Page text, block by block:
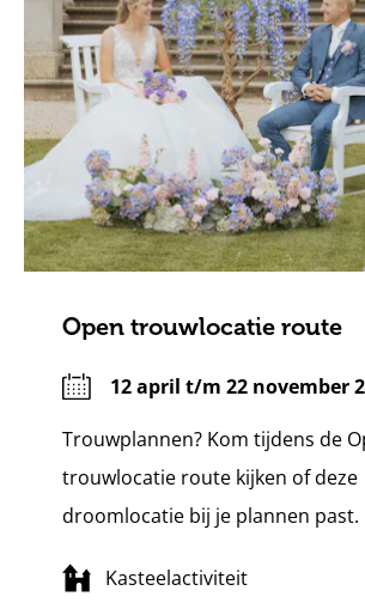
Open trouwlocatie route
12 april t/m 22 november
Trouwplannen? Kom tijdens de
trouwlocatie route kijken of deze
droomlocatie bij je plannen past.
Kasteelactiviteit